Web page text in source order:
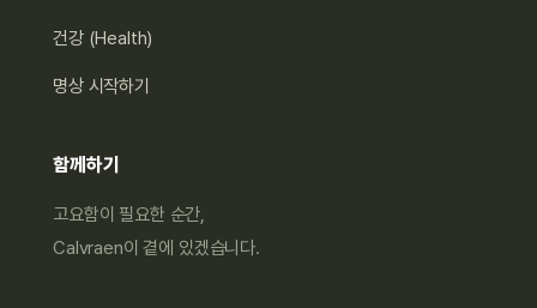
건강 (Health)
명상 시작하기
함께하기
고요함이 필요한 순간,
Calvraen이 곁에 있겠습니다.